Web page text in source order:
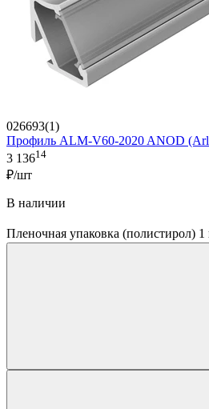
026693(1)
Профиль ALM-V60-2020 ANOD
3 13614
₽/шт
В наличии
Пленочная упаковка (полистирол)